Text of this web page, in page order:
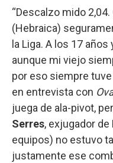
“Descalzo mido
(Hebraica)
la Liga. A los 17
aunque mi viejo
por eso siempre
en entrevista con
juega de ala-pivot,
Serres, exjugador
equipos) no estuvo
justamente ese